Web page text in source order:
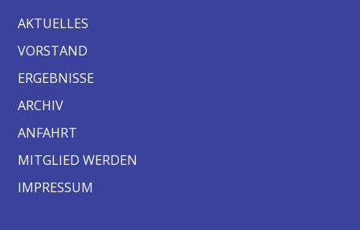
AKTUELLES
VORSTAND
ERGEBNISSE
ARCHIV
ANFAHRT
MITGLIED WERDEN
IMPRESSUM